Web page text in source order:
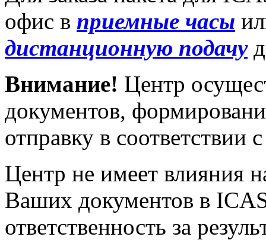
офис в приемные часы
дистанционную подачу
Внимание! Центр
документов,
отправку в соответствии
Центр не имеет влияния
Ваших документов в
ответственность за